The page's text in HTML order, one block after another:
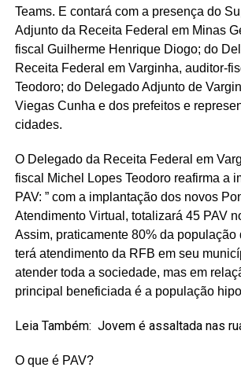
Teams. E contará com a presença do
Adjunto da Receita Federal em Minas
fiscal Guilherme Henrique Diogo; do
Receita Federal em Varginha, auditor-
Teodoro; do Delegado Adjunto de
Viegas Cunha e dos prefeitos e
cidades.
O Delegado da Receita Federal em
fiscal Michel Lopes Teodoro reafirma a
PAV: ” com a implantação dos novos
Atendimento Virtual, totalizará 45 PAV
Assim, praticamente 80% da população
terá atendimento da RFB em seu
atender toda a sociedade, mas em
principal beneficiada é a população
Leia Também: Jovem é assaltada nas
O que é PAV?